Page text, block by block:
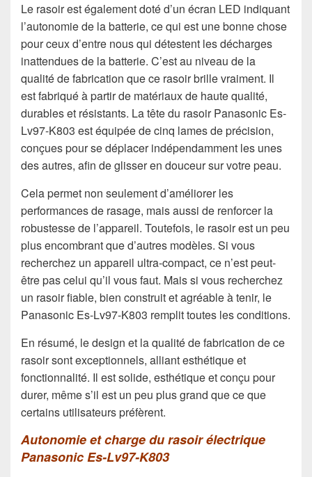
Le rasoir est également doté d’un écran LED indiquant
l’autonomie de la batterie, ce qui est une bonne chose
pour ceux d’entre nous qui détestent les décharges
inattendues de la batterie. C’est au niveau de la
qualité de fabrication que ce rasoir brille vraiment. Il
est fabriqué à partir de matériaux de haute qualité,
durables et résistants. La tête du rasoir Panasonic Es-
Lv97-K803 est équipée de cinq lames de précision,
conçues pour se déplacer indépendamment les unes
des autres, afin de glisser en douceur sur votre peau.
Cela permet non seulement d’améliorer les
performances de rasage, mais aussi de renforcer la
robustesse de l’appareil. Toutefois, le rasoir est un peu
plus encombrant que d’autres modèles. Si vous
recherchez un appareil ultra-compact, ce n’est peut-
être pas celui qu’il vous faut. Mais si vous recherchez
un rasoir fiable, bien construit et agréable à tenir, le
Panasonic Es-Lv97-K803 remplit toutes les conditions.
En résumé, le design et la qualité de fabrication de ce
rasoir sont exceptionnels, alliant esthétique et
fonctionnalité. Il est solide, esthétique et conçu pour
durer, même s’il est un peu plus grand que ce que
certains utilisateurs préfèrent.
Autonomie et charge du rasoir électrique
Panasonic Es-Lv97-K803